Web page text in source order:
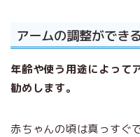
アームの調整ができ
年齢や使う用途によって
勧めします。
赤ちゃんの頃は真っすぐ